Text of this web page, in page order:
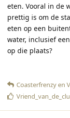
eten. Vooral in de
prettig is om de
eten op een
water, inclusief
op die plaats?
Coasterfrenzyen